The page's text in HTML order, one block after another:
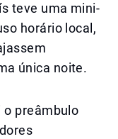
teve uma mini-
horário local,
única noite.
o preâmbulo